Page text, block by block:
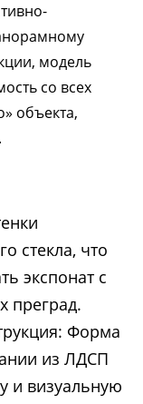
модель
со всех
объекта,
стекла, что
экспонат с
преград.
Форма
из ЛДСП
и визуальную